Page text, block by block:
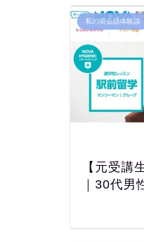
私の英会話体験談
【元受講
｜30代男